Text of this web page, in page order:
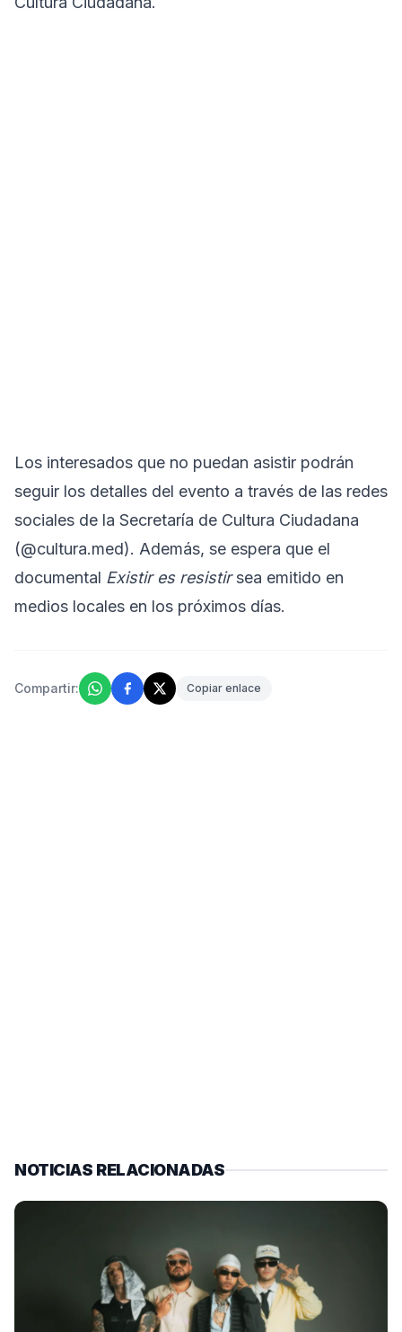
Los interesados que no puedan asistir podrán
seguir los detalles del evento a través de las redes
sociales de la Secretaría de Cultura Ciudadana
(@cultura.med). Además, se espera que el
documental Existir es resistirsea emitido en
medios locales en los próximos días.
Compartir: Copiar enlace
NOTICIAS RELACIONADAS